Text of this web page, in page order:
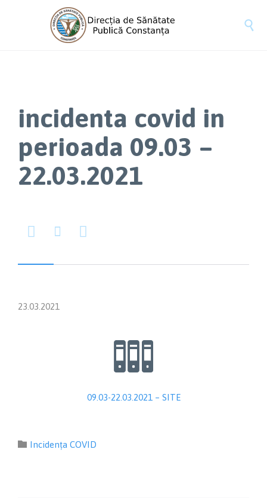

incidenta covid in
perioada 09.03 –
22.03.2021
  
23.03.2021

09.03-22.03.2021 – SITE
 Category
Incidența COVID